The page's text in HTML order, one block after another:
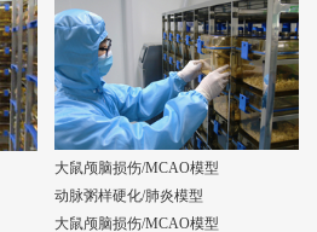
大鼠颅脑损伤/MCAO模型
动脉粥样硬化/肺炎模型
大鼠颅脑损伤/MCAO模型